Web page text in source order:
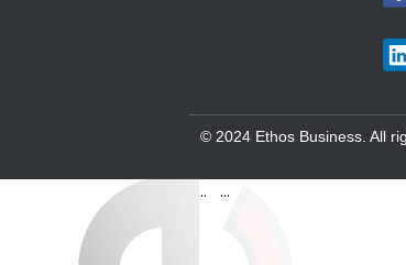
© 2024 Ethos Business. All
.. ...